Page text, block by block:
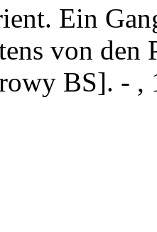
Ein
von den
BS]. - ,